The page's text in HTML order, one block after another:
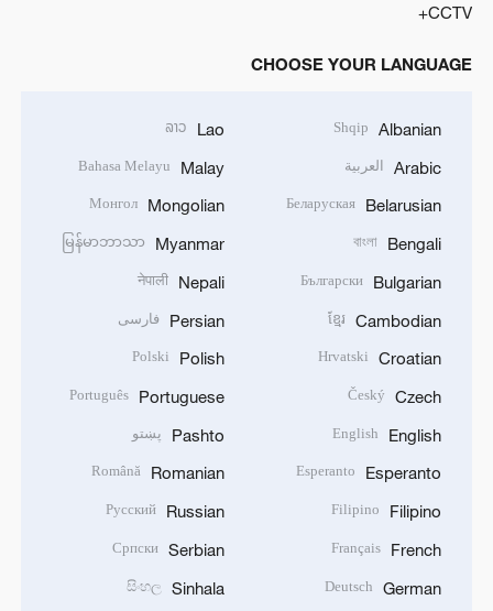
CCTV+
CHOOSE YOUR LANGUAGE
Albanian
Shqip
Arabic العربية
Belarusian
Беларуская
Bengali
বাংলা
Bulgarian
Български
Cambodian
ខ្មែរ
Croatian
Hrvatski
Czech
Český
English
English
Esperanto
Esperanto
Filipino
Filipino
French
Français
German
Deutsch
Lao
ລາວ
Malay
Bahasa Melayu
Mongolian
Монгол
Myanmar
မြန်မာဘာသာ
Nepali
नेपाली
Persian فارسی
Polish
Polski
Portuguese
Português
Pashto پښتو
Romanian
Română
Russian
Русский
Serbian
Српски
Sinhala
සිංහල